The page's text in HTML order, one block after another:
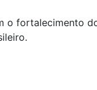
o fortalecimento